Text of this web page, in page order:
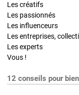
Les créatifs
Les passionnés
Les influenceurs
Les entreprises,
Les experts
Vous !
12 conseils pour